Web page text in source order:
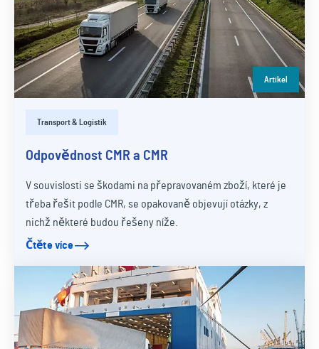
Artikel
Transport & Logistik
Odpovědnost CMR a CMR
V souvislosti se škodami na přepravovaném zboží, které je
třeba řešit podle CMR, se opakovaně objevují otázky, z
nichž některé budou řešeny níže.
Čtěte více